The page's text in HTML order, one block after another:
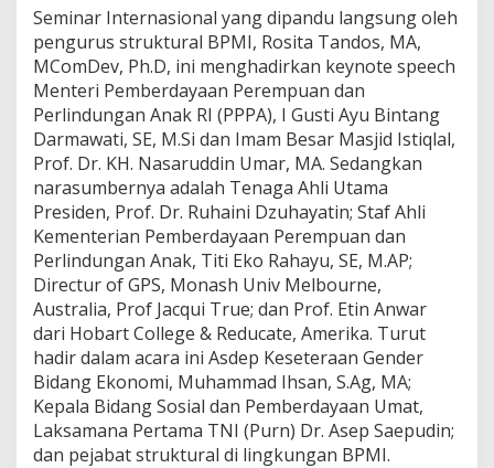
e
P
e
m
b
e
r
d
a
y
a
n
P
e
r
e
m
p
u
a
n
Seminar Internasional yang dipandu langsung oleh
pengurus struktural BPMI, Rosita Tandos, MA,
MComDev, Ph.D, ini menghadirkan keynote speech
Menteri Pemberdayaan Perempuan dan
Perlindungan Anak RI (PPPA), I Gusti Ayu Bintang
Darmawati, SE, M.Si dan Imam Besar Masjid Istiqlal,
Prof. Dr. KH. Nasaruddin Umar, MA. Sedangkan
narasumbernya adalah Tenaga Ahli Utama
Presiden, Prof. Dr. Ruhaini Dzuhayatin; Staf Ahli
Kementerian Pemberdayaan Perempuan dan
Perlindungan Anak, Titi Eko Rahayu, SE, M.AP;
Directur of GPS, Monash Univ Melbourne,
Australia, Prof Jacqui True; dan Prof. Etin Anwar
dari Hobart College & Reducate, Amerika. Turut
hadir dalam acara ini Asdep Keseteraan Gender
Bidang Ekonomi, Muhammad Ihsan, S.Ag, MA;
Kepala Bidang Sosial dan Pemberdayaan Umat,
Laksamana Pertama TNI (Purn) Dr. Asep Saepudin;
dan pejabat struktural di lingkungan BPMI.